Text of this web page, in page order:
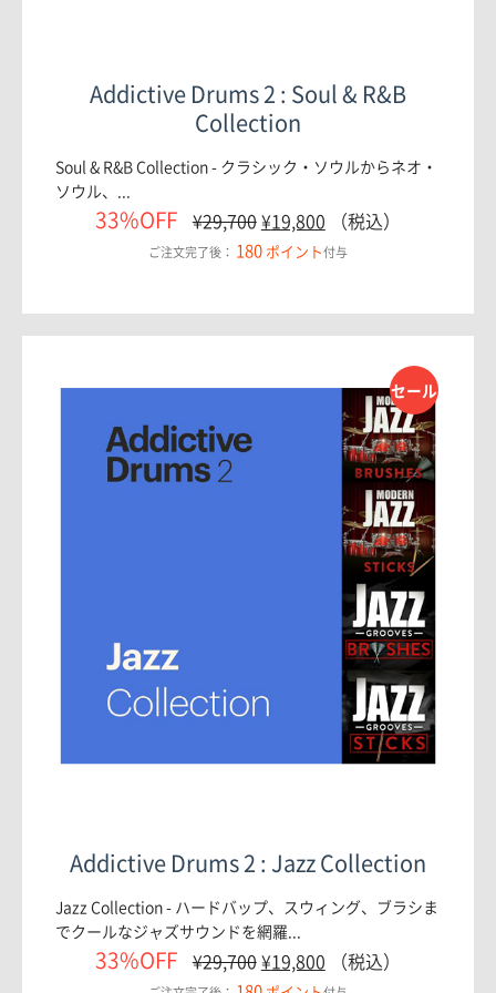
Addictive Drums 2 : Soul & R&B
Collection
Soul & R&B Collection - クラシック・ソウルからネオ・
ソウル、...
33%OFF ¥29,700¥19,800 （税込）
ご注文完了後： 180 ポイント付与
セール
Addictive Drums 2 : Jazz Collection
Jazz Collection - ハードバップ、スウィング、ブラシま
でクールなジャズサウンドを網羅...
33%OFF ¥29,700¥19,800 （税込）